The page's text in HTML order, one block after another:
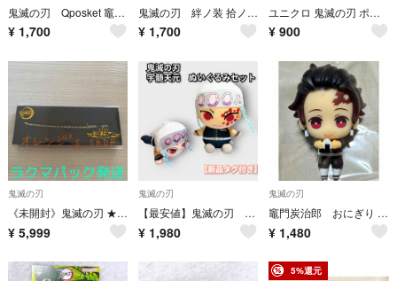
鬼滅の刃 Qposket 竈門禰豆子 セピアカラー フィギュア
¥ 1,700
鬼滅の刃 絆ノ装 拾ノ型 胡蝶しのぶ セピアカラー フィギュア
¥ 1,700
ユニクロ 鬼滅の刃 ポケッタブルバッグ 日輪刀鍔総柄 ホワイト 2020年 エコバッグ 折りたたみ
¥ 900
鬼滅の刃
《未開封》鬼滅の刃 ★ ペーパーナイフ 不死川実弥 日輪刀
¥ 5,999
鬼滅の刃
【最安値】鬼滅の刃 宇髄天元 ぬいぐるみセット
¥ 1,980
鬼滅の刃
竈門炭治郎 おにぎり 鬼滅の刃 ちょこっとひっかけフィギュアぷち ナムコ 限定
¥ 1,480
5%還元